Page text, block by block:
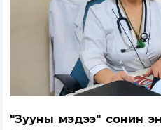
"Зууны мэдээ" сонин